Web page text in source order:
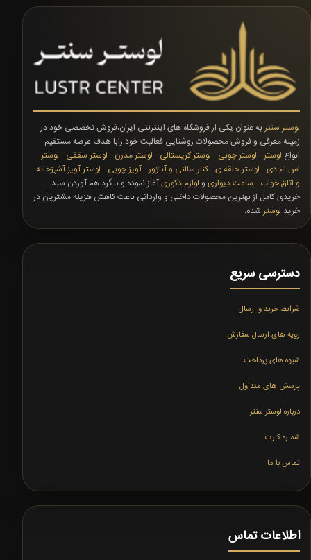
لوستر سنتر به عنوان یکی ار فروشگاه های اینترنتی ایران،فروش تخصصی خود در
زمینه معرفی و فروش محصولات روشنایی فعالیت خود رابا هدف عرضه مستقیم
انواع لوستر - لوستر چوبی - لوستر کریستالی - لوستر مدرن - لوستر سقفی - لوستر
اس ام دی- لوستر حلقه ی-کنار سالنی و آباژور-آویز چوبی - لوستر آویز آشپزخانه
و اتاق خواب - ساعت دیواری و لوازم دکوریآغاز نموده و با گرد هم آوردن سبد
خریدی کامل از بهترین محصولات داخلی و وارداتی باعث کاهش هزینه مشتریان در
خرید لوستر شده،
دسترسی سریع
شرایط خرید و ارسال
رویه های ارسال سفارش
شیوه های پرداخت
پرسش های متداول
درباره لوستر سنتر
شماره کارت
تماس با ما
اطلاعات تماس